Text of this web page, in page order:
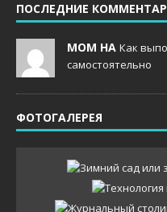
ПОСЛЕДНИЕ
MOM НА Как
самостоятельно
ФОТОГАЛЕРЕЯ